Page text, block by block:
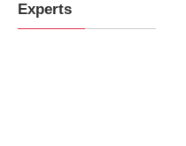
Experts